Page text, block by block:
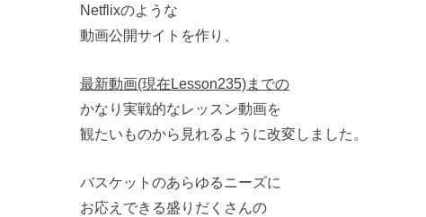
Netflixのような
動画公開サイトを作り、
最新動画(現在Lesson235)までの
かなり実戦的なレッスン動画を
観たいものから見れるように改変しました。
バスケットのあらゆるニーズに
お応えできる盛りだくさんの